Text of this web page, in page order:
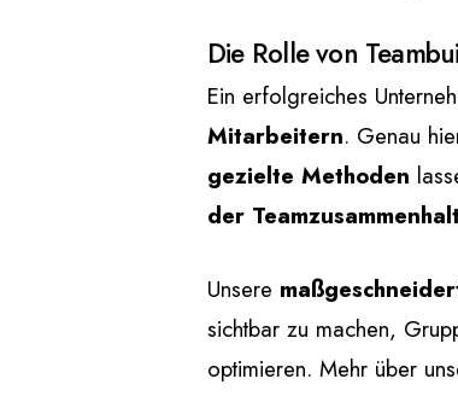
Die Rolle von
Ein erfolgreiches
Mitarbeitern. Genau
gezielte Methoden
der
Unsere
sichtbar zu machen,
optimieren. Mehr über